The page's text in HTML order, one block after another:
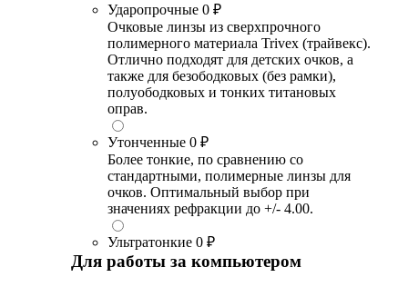
Ударопрочные 0 ₽
Очковые линзы из сверхпрочного
полимерного материала Trivex (трайвекс).
Отлично подходят для детских очков, а
также для безободковых (без рамки),
полуободковых и тонких титановых
оправ.
Утонченные 0 ₽
Более тонкие, по сравнению со
стандартными, полимерные линзы для
очков. Оптимальный выбор при
значениях рефракции до +/- 4.00.
Ультратонкие 0 ₽
Для работы за компьютером